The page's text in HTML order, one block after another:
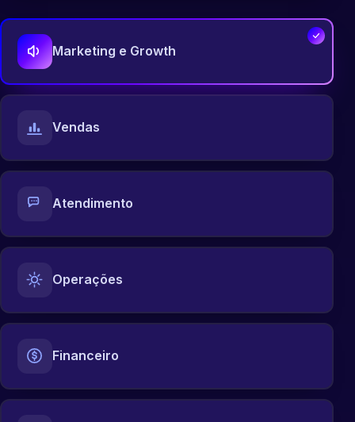
Marketing e Growth
Vendas
Atendimento
Operações
Financeiro